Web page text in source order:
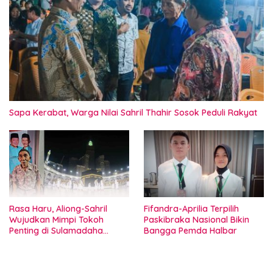
Sapa Kerabat, Warga Nilai Sahril Thahir Sosok Peduli Rakyat
Rasa Haru, Aliong-Sahril
Wujudkan Mimpi Tokoh
Penting di Sulamadaha
Fifandra-Aprilia Terpilih
Paskibraka Nasional Bikin
Bangga Pemda Halbar